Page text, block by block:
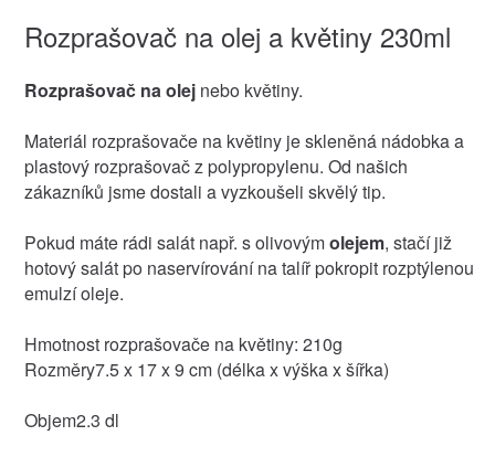
Rozprašovač na olej a květiny 230ml
Rozprašovač na olejnebo květiny.
Materiál rozprašovače na květiny je skleněná nádobka a
plastový rozprašovač z polypropylenu. Od našich
zákazníků jsme dostali a vyzkoušeli skvělý tip.
Pokud máte rádi salát např. s olivovýmolejem, stačí již
hotový salát po naservírování na talíř pokropit rozptýlenou
emulzí oleje.
Hmotnost rozprašovače na květiny: 210g
Rozměry7.5 x 17 x 9 cm (délka x výška x šířka)
Objem2.3 dl